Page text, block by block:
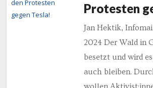
Protesten
Jan Hektik,
2024 Der Wald in
besetzt und wird
auch bleiben.